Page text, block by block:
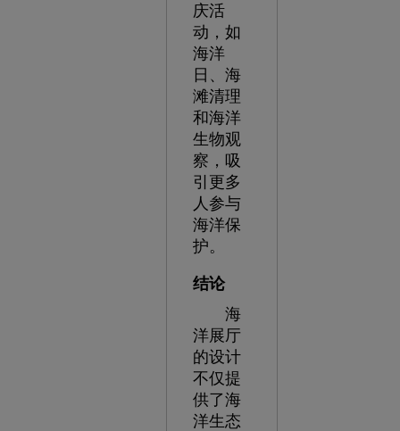
庆活
动，如
海洋
日、海
滩清理
和海洋
生物观
察，吸
引更多
人参与
海洋保
护。
结论
海
洋展厅
的设计
不仅提
供了海
洋生态